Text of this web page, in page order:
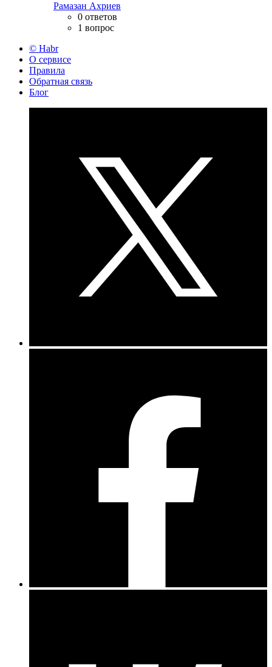
Рамазан Ахриев
0 ответов
1 вопрос
© Habr
О сервисе
Правила
Обратная связь
Блог